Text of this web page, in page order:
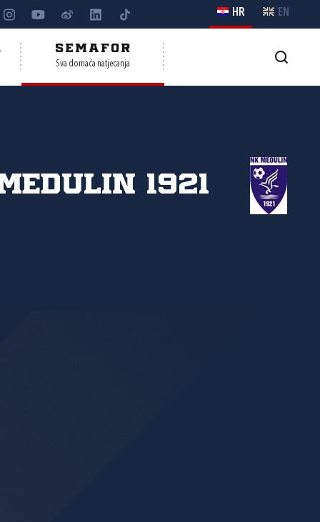
HR EN
SEMAFOR
Sva domaća natjecanja
1921